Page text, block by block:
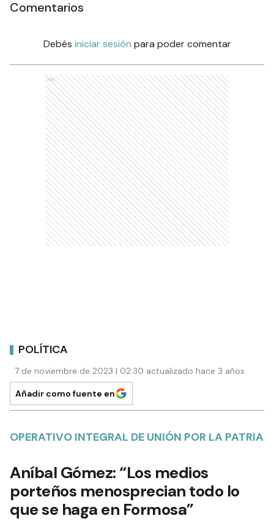
Comentarios
Debés iniciar sesión para poder comentar
Ads
POLÍTICA
7 de noviembre de 2023 | 02:30 actualizado hace 3 años
Añadir como fuente en
OPERATIVO INTEGRAL DE UNIÓN POR LA PATRIA
Aníbal Gómez: “Los medios
porteños menosprecian todo lo
que se haga en Formosa”